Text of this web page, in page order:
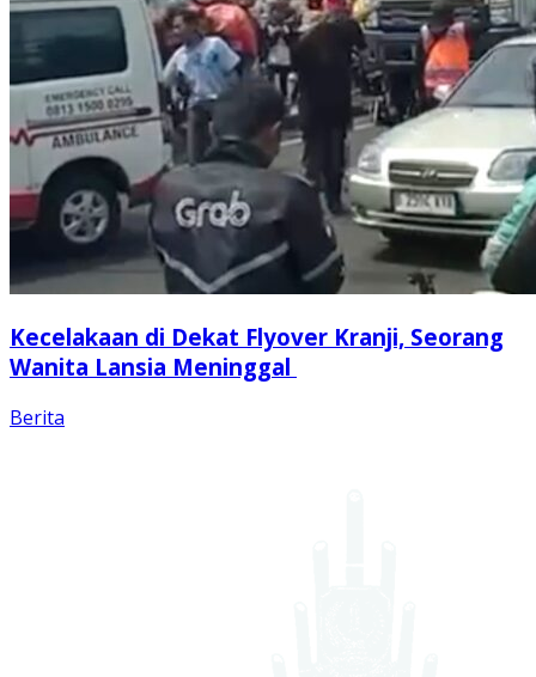
Kecelakaan di Dekat Flyover Kranji, Seorang
Wanita Lansia Meninggal
Berita